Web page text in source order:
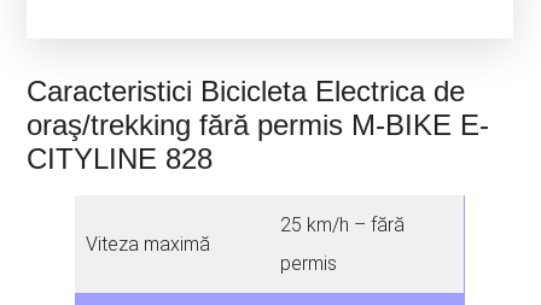
Caracteristici Bicicleta Electrica de
oraş/trekking fără permis M-BIKE E-
CITYLINE 828
Viteza maximă
25 km/h – fără
permis